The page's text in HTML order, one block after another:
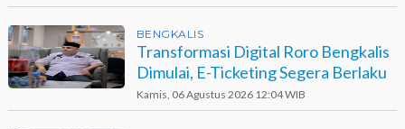
BENGKALIS
Transformasi Digital Roro Bengkalis
Dimulai, E-Ticketing Segera Berlaku
Kamis, 06 Agustus 2026 12:04 WIB